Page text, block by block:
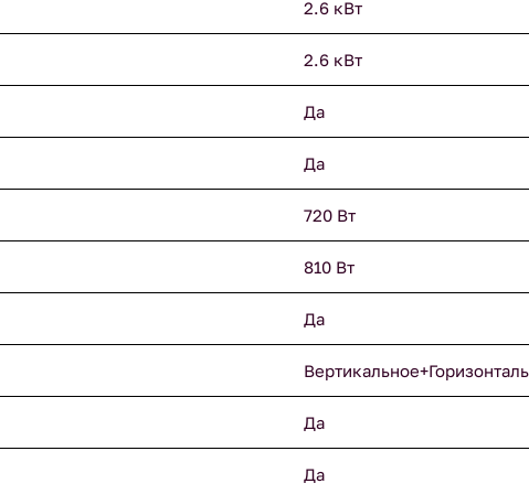
2.6 кВт
2.6 кВт
Да
Да
720 Вт
810 Вт
Да
Да
Да